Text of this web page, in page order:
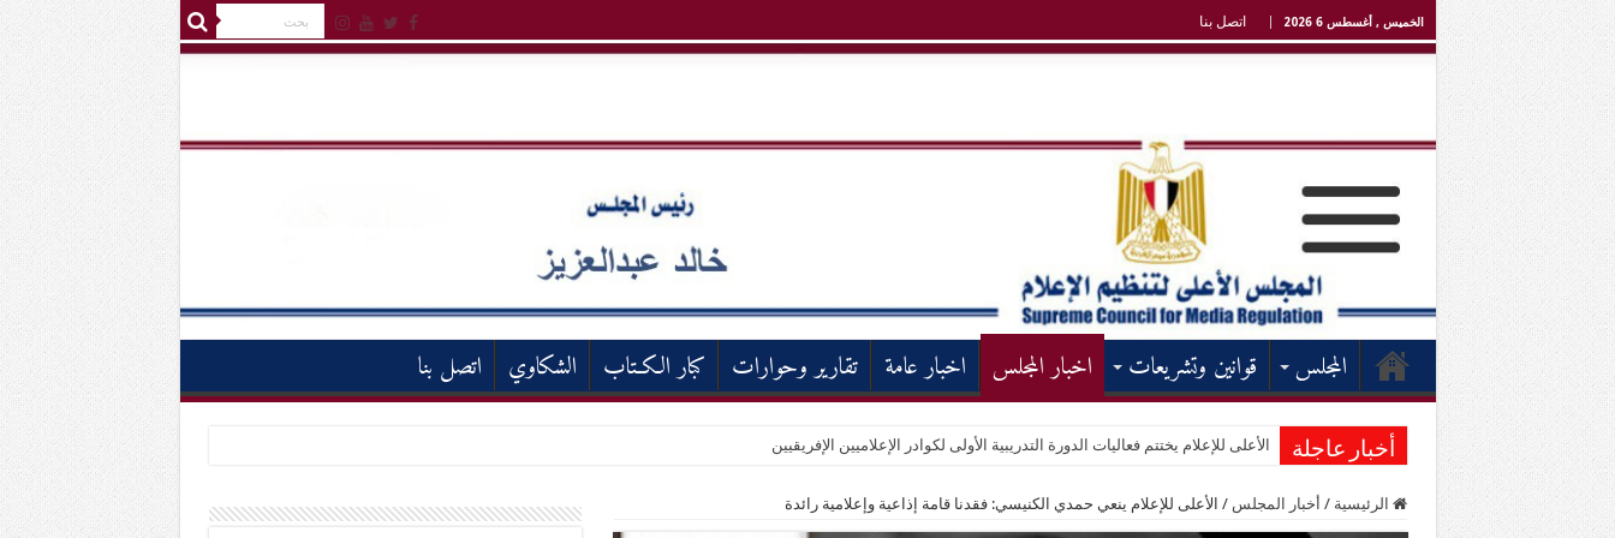
الخميس , أغسطس 6 2026 اتصل بنا
المجلس قوانين وتشريعات اخبار المجلس اخبار عامة تقارير وحوارات كبار الكـتاب الشكاوي اتصل بنا
أخبار عاجلة الأعلى للإعلام يختتم فعاليات الدورة التدريبية الأولى لكوادر الإعلاميين الإفريقيين
الرئيسية / أخبار المجلس / الأعلى للإعلام ينعي حمدي الكنيسي: فقدنا قامة إذاعية وإعلامية رائدة